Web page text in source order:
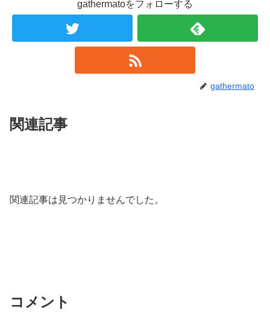
gathermatoをフォローする
gathermato
関連記事
関連記事は見つかりませんでした。
コメント